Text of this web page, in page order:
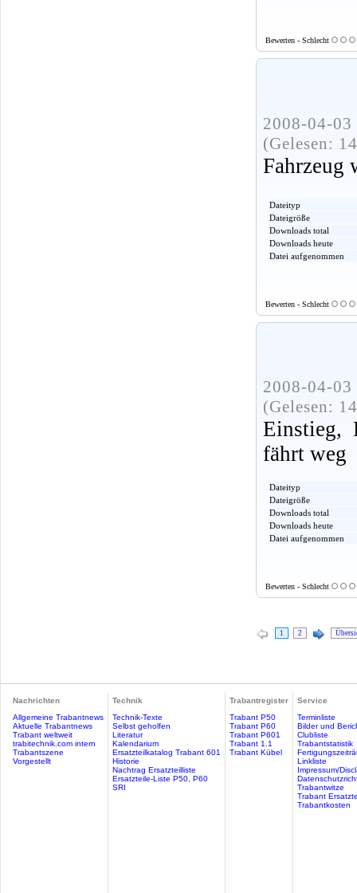
Bewerten - Schlecht
2008-04-
(Gelesen:
Fahrzeug
Dateityp
Dateigröße
Downloads total
Downloads heute
Datei aufgenommen
Bewerten - Schlecht
2008-04-
(Gelesen:
Einstieg,
fährt weg
Dateityp
Dateigröße
Downloads total
Downloads heute
Datei aufgenommen
Bewerten - Schlecht
1 2
Nachrichten
Allgemeine Trabantnews
Aktuelle Trabantnews
Trabant weltweit
trabitechnik.com intern
Trabantszene
Vorgestellt
Technik
Technik-Texte
Selbst geholfen
Literatur
Kalendarium
Ersatzteilkatalog Trabant 601
Historie
Nachtrag Ersatzteilliste
Ersatzteile-Liste P50, P60
SRI
Trabantregister
Trabant P50
Trabant P60
Trabant P601
Trabant 1.1
Trabant Kübel
Service
Terminliste
Bilder und
Clubliste
Trabantstatistik
Linkliste
Impressum/
Trabantwitze
Trabant
Trabantkosten